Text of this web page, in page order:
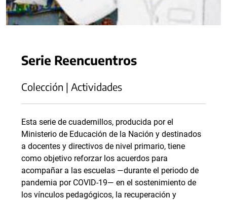
Serie Reencuentros
Colección | Actividades
Esta serie de cuadernillos, producida por el
Ministerio de Educación de la Nación y destinados
a docentes y directivos de nivel primario, tiene
como objetivo reforzar los acuerdos para
acompañar a las escuelas —durante el periodo de
pandemia por COVID-19— en el sostenimiento de
los vínculos pedagógicos, la recuperación y